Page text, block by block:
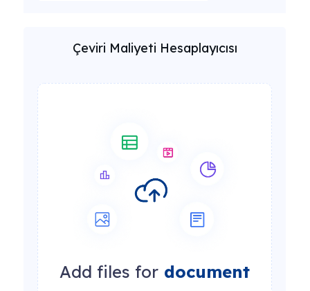
Çeviri Maliyeti Hesaplayıcısı
Add files for document